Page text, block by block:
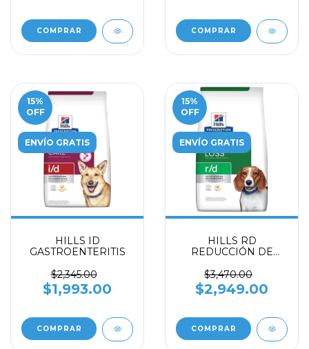
COMPRAR COMPRAR
15%
OFF
ENVÍO GRATIS
HILLS ID
GASTROENTERITIS
$2,345.00
$1,993.00
COMPRAR
15%
OFF
ENVÍO GRATIS
HILLS RD
REDUCCIÓN DE
$3,470.00
$2,949.00
COMPRAR